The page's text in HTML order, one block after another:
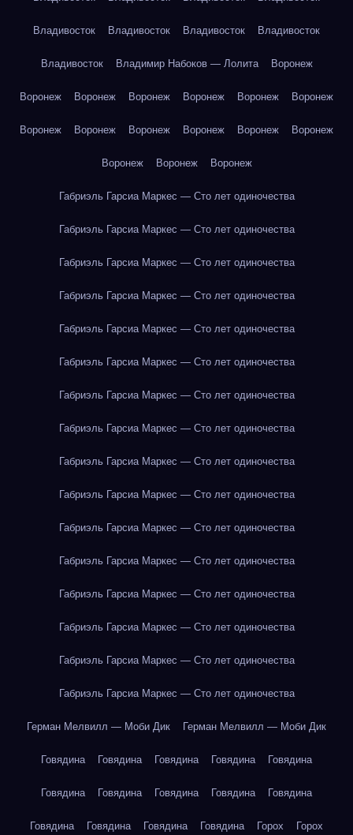
Владивосток Владивосток Владивосток Владивосток
Владивосток Владимир Набоков — Лолита Воронеж
Воронеж Воронеж Воронеж Воронеж Воронеж Воронеж
Воронеж Воронеж Воронеж Воронеж Воронеж Воронеж
Воронеж Воронеж Воронеж
Габриэль Гарсиа Маркес — Сто лет одиночества
Габриэль Гарсиа Маркес — Сто лет одиночества
Габриэль Гарсиа Маркес — Сто лет одиночества
Габриэль Гарсиа Маркес — Сто лет одиночества
Габриэль Гарсиа Маркес — Сто лет одиночества
Габриэль Гарсиа Маркес — Сто лет одиночества
Габриэль Гарсиа Маркес — Сто лет одиночества
Габриэль Гарсиа Маркес — Сто лет одиночества
Габриэль Гарсиа Маркес — Сто лет одиночества
Габриэль Гарсиа Маркес — Сто лет одиночества
Габриэль Гарсиа Маркес — Сто лет одиночества
Габриэль Гарсиа Маркес — Сто лет одиночества
Габриэль Гарсиа Маркес — Сто лет одиночества
Габриэль Гарсиа Маркес — Сто лет одиночества
Габриэль Гарсиа Маркес — Сто лет одиночества
Габриэль Гарсиа Маркес — Сто лет одиночества
Герман Мелвилл — Моби Дик Герман Мелвилл — Моби Дик
Говядина Говядина Говядина Говядина Говядина
Говядина Говядина Говядина Говядина Говядина
Говядина Говядина Говядина Говядина Горох Горох